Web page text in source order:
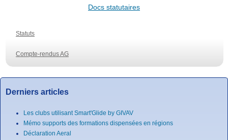
Docs statutaires
Statuts
Compte-rendus AG
Derniers articles
Les clubs utilisant Smart'Glide by GIVAV
Mémo supports des formations dispensées en régions
Déclaration Aeral